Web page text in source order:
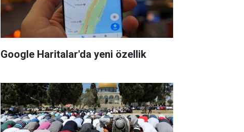
Google Haritalar'da yeni özellik